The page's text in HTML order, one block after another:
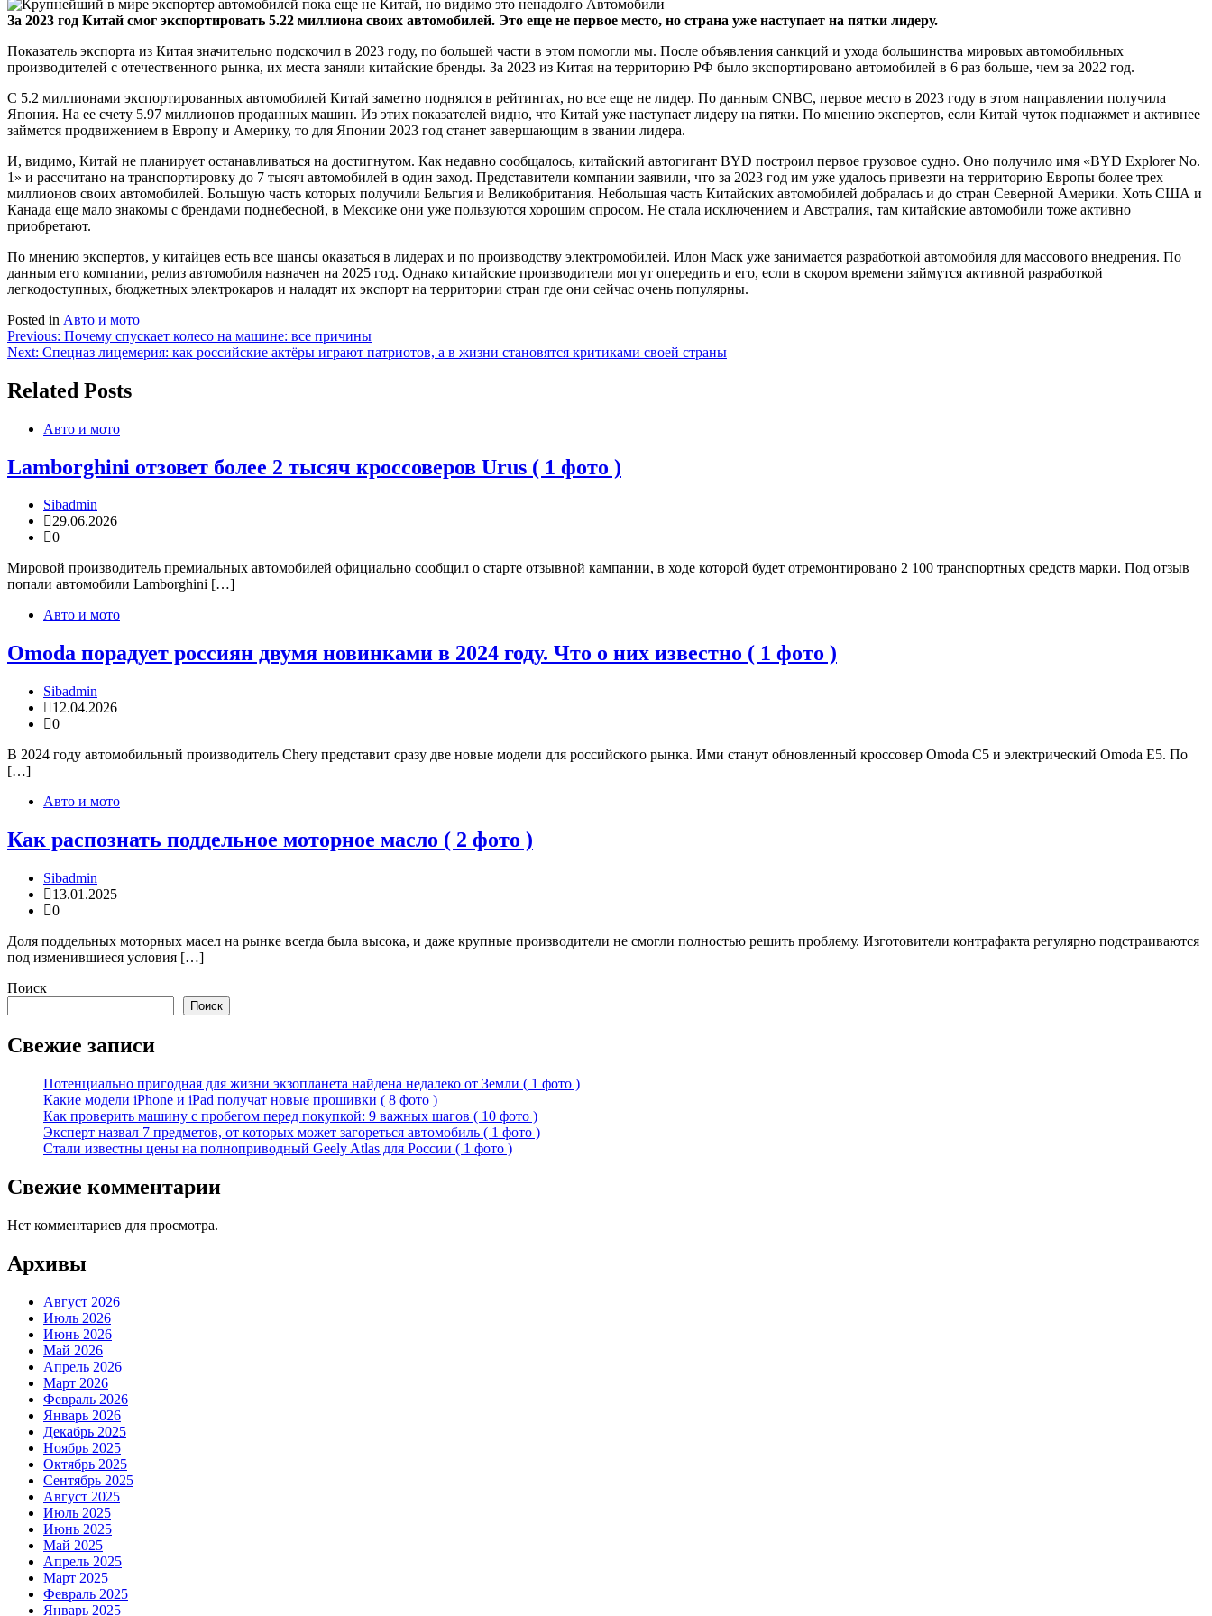
За 2023 год Китай смог экспортировать 5.22 миллиона своих автомобилей. Это еще не первое место, но страна уже наступает на пятки лидеру.
Показатель экспорта из Китая значительно подскочил в 2023 году, по большей части в этом помогли мы. После объявления санкций и ухода большинства мировых автомобильных
производителей с отечественного рынка, их места заняли китайские бренды. За 2023 из Китая на территорию РФ было экспортировано автомобилей в 6 раз больше, чем за 2022 год.
С 5.2 миллионами экспортированных автомобилей Китай заметно поднялся в рейтингах, но все еще не лидер. По данным CNBC, первое место в 2023 году в этом направлении получила
Япония. На ее счету 5.97 миллионов проданных машин. Из этих показателей видно, что Китай уже наступает лидеру на пятки. По мнению экспертов, если Китай чуток поднажмет и активнее
займется продвижением в Европу и Америку, то для Японии 2023 год станет завершающим в звании лидера.
И, видимо, Китай не планирует останавливаться на достигнутом. Как недавно сообщалось, китайский автогигант BYD построил первое грузовое судно. Оно получило имя «BYD Explorer No.
1» и рассчитано на транспортировку до 7 тысяч автомобилей в один заход. Представители компании заявили, что за 2023 год им уже удалось привезти на территорию Европы более трех
миллионов своих автомобилей. Большую часть которых получили Бельгия и Великобритания. Небольшая часть Китайских автомобилей добралась и до стран Северной Америки. Хоть США и
Канада еще мало знакомы с брендами поднебесной, в Мексике они уже пользуются хорошим спросом. Не стала исключением и Австралия, там китайские автомобили тоже активно
приобретают.
По мнению экспертов, у китайцев есть все шансы оказаться в лидерах и по производству электромобилей. Илон Маск уже занимается разработкой автомобиля для массового внедрения. По
данным его компании, релиз автомобиля назначен на 2025 год. Однако китайские производители могут опередить и его, если в скором времени займутся активной разработкой
легкодоступных, бюджетных электрокаров и наладят их экспорт на территории стран где они сейчас очень популярны.
Posted in Авто и мото
Навигация
по
записям
Previous: Почему спускает колесо на машине: все причины
Next: Спецназ лицемерия: как российские актёры играют патриотов, а в жизни становятся критиками своей страны
Related Posts
Авто и мото
Lamborghini отзовет более 2 тысяч кроссоверов Urus ( 1 фото )
Sibadmin
29.06.2026
0
Мировой производитель премиальных автомобилей официально сообщил о старте отзывной кампании, в ходе которой будет отремонтировано 2 100 транспортных средств марки. Под отзыв
попали автомобили Lamborghini […]
Авто и мото
Omoda порадует россиян двумя новинками в 2024 году. Что о них известно ( 1 фото )
Sibadmin
12.04.2026
0
В 2024 году автомобильный производитель Chery представит сразу две новые модели для российского рынка. Ими станут обновленный кроссовер Omoda C5 и электрический Omoda E5. По
[…]
Авто и мото
Как распознать поддельное моторное масло ( 2 фото )
Sibadmin
13.01.2025
0
Доля поддельных моторных масел на рынке всегда была высока, и даже крупные производители не смогли полностью решить проблему. Изготовители контрафакта регулярно подстраиваются
под изменившиеся условия […]
Поиск
Поиск
Свежие записи
Потенциально пригодная для жизни экзопланета найдена недалеко от Земли ( 1 фото )
Какие модели iPhone и iPad получат новые прошивки ( 8 фото )
Как проверить машину с пробегом перед покупкой: 9 важных шагов ( 10 фото )
Эксперт назвал 7 предметов, от которых может загореться автомобиль ( 1 фото )
Стали известны цены на полноприводный Geely Atlas для России ( 1 фото )
Свежие комментарии
Нет комментариев для просмотра.
Архивы
Август 2026
Июль 2026
Июнь 2026
Май 2026
Апрель 2026
Март 2026
Февраль 2026
Январь 2026
Декабрь 2025
Ноябрь 2025
Октябрь 2025
Сентябрь 2025
Август 2025
Июль 2025
Июнь 2025
Май 2025
Апрель 2025
Март 2025
Февраль 2025
Январь 2025